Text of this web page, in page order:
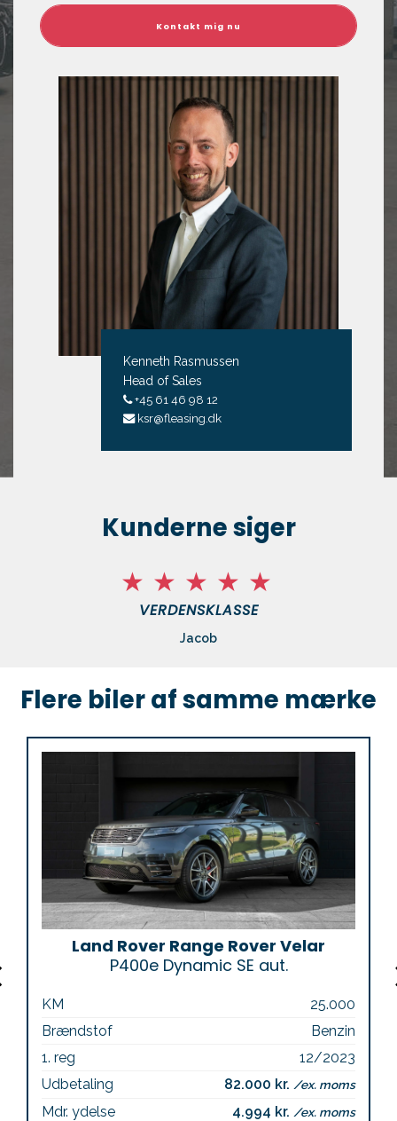
Kenneth Rasmussen
Head of Sales
+45 61 46 98 12
ksr@fleasing.dk
Kunderne siger
VERDENSKLASSE
Jacob
Flere biler af samme mærke
Land Rover Range Rover Velar
P400e Dynamic SE aut.
KM
25.000
Brændstof
Benzin
1. reg
12/2023
Udbetaling
82.000 kr. /ex. moms
Mdr. ydelse 4.994 kr. /ex. moms